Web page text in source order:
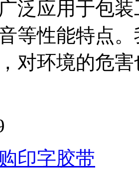
泛应用于包
等性能特点
对环境的危
印字胶带